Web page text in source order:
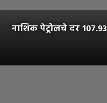
नाशिक पेट्रोलचे दर